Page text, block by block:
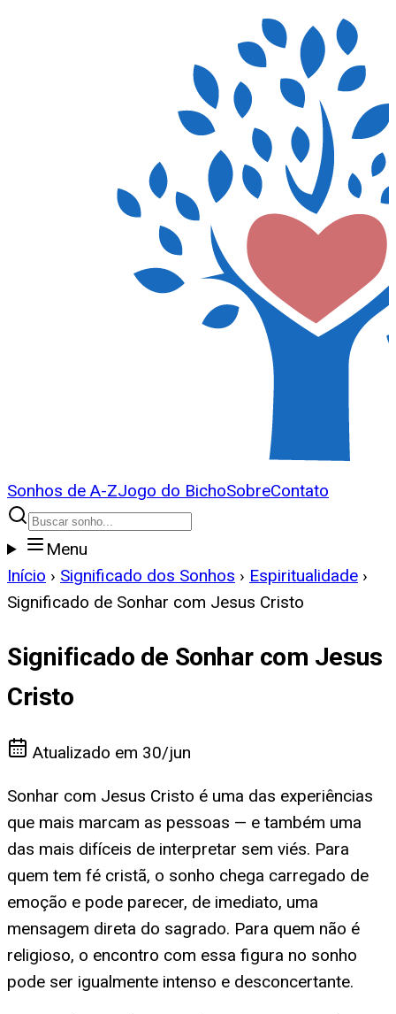
Sonhos de A-ZJogo do BichoSobreContato
Menu
Início › Significado dos Sonhos › Espiritualidade ›
Significado de Sonhar com Jesus Cristo
Significado de Sonhar com Jesus
Cristo
Atualizado em 30/jun
Sonhar com Jesus Cristo é uma das experiências
que mais marcam as pessoas — e também uma
das mais difíceis de interpretar sem viés. Para
quem tem fé cristã, o sonho chega carregado de
emoção e pode parecer, de imediato, uma
mensagem direta do sagrado. Para quem não é
religioso, o encontro com essa figura no sonho
pode ser igualmente intenso e desconcertante.